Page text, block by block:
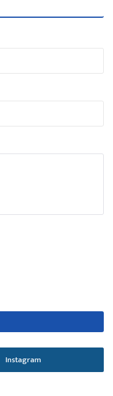
Instagram